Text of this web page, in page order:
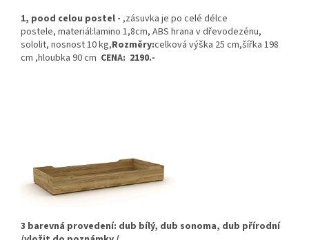
1, pood celou postel - ,zásuvka je po celé délce
postele, materiál:lamino 1,8cm, ABS hrana v dřevodezénu,
sololit, nosnost 10 kg,Rozměry:celková výška 25 cm,šířka 198
cm ,hloubka 90 cm CENA: 2190.-
3 barevná provedení: dub bílý, dub sonoma, dub přírodní